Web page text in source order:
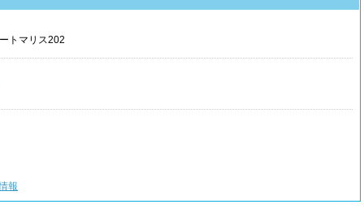
トマリス202
報